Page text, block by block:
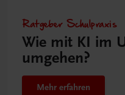
Ratgeber Schulpraxis
Wie mit KI im
umgehen?
Mehr erfahren